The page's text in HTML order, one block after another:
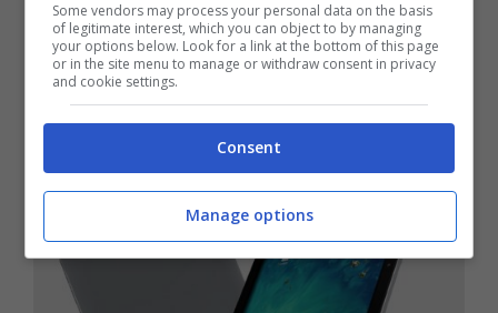
Chuwi Hi10 Plus in sconto
su AliExpress
Some vendors may process your personal data on the basis
of legitimate interest, which you can object to by managing
your options below. Look for a link at the bottom of this page
or in the site menu to manage or withdraw consent in privacy
and cookie settings.
Consent
Manage options